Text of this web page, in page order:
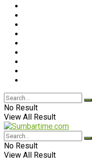
No Result
View All Result
No Result
View All Result